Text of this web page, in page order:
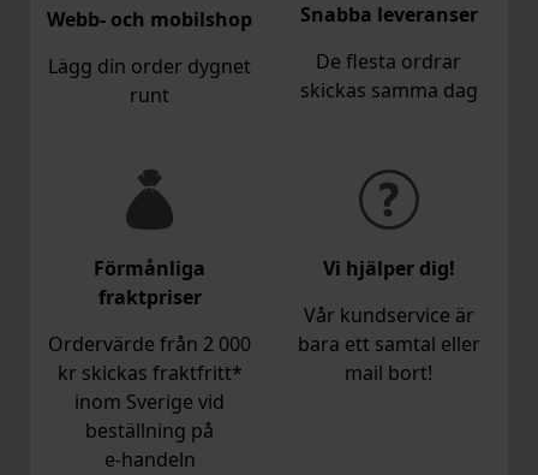
Webb- och mobilshop
Lägg din order dygnet
runt
Snabba leveranser
De flesta ordrar
skickas samma dag
Förmånliga
fraktpriser
Ordervärde från 2 000
kr skickas fraktfritt*
inom Sverige vid
beställning på
e‑handeln
Vi hjälper dig!
Vår kundservice är
bara ett samtal eller
mail bort!